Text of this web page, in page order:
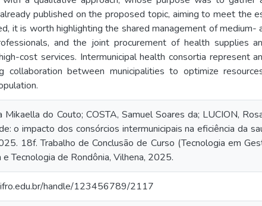
published on the proposed topic, aiming to meet the
it is worth highlighting the shared management of medium-
and the joint procurement of health supplies
cost services. Intermunicipal health consortia represent
collaboration between municipalities to optimize
Mikaella do Couto; COSTA, Samuel Soares da; LUCION,
o impacto dos consórcios intermunicipais na eficiência da
18f. Trabalho de Conclusão de Curso (Tecnologia em
e Tecnologia de Rondônia, Vilhena, 2025.
handle/123456789/2117